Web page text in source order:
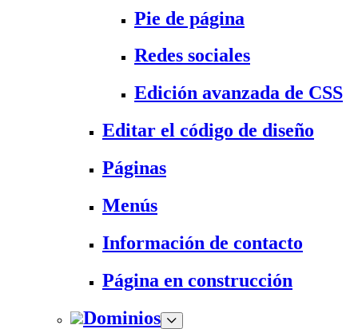
Pie de página
Redes sociales
Edición avanzada de CSS
Editar el código de diseño
Páginas
Menús
Información de contacto
Página en construcción
Dominios